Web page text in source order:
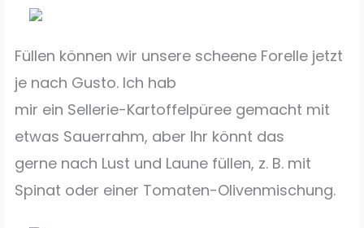
Füllen können wir unsere scheene Forelle jetzt
je nach Gusto. Ich hab
mir ein Sellerie-Kartoffelpüree gemacht mit
etwas Sauerrahm, aber Ihr könnt das
gerne nach Lust und Laune füllen, z. B. mit
Spinat oder einer Tomaten-Olivenmischung.